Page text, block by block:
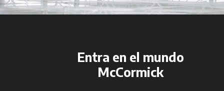
Entra en el mundo
McCormick